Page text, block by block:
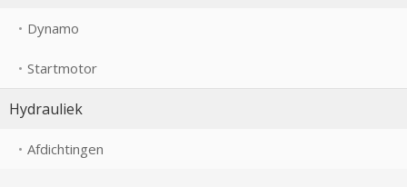
Dynamo
Startmotor
Hydrauliek
Afdichtingen